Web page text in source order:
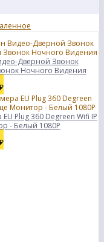
Дверной Звонок
Ночного Видения
₽
Plug 360 Degreen Wifi IP
- Белый 1080P
₽